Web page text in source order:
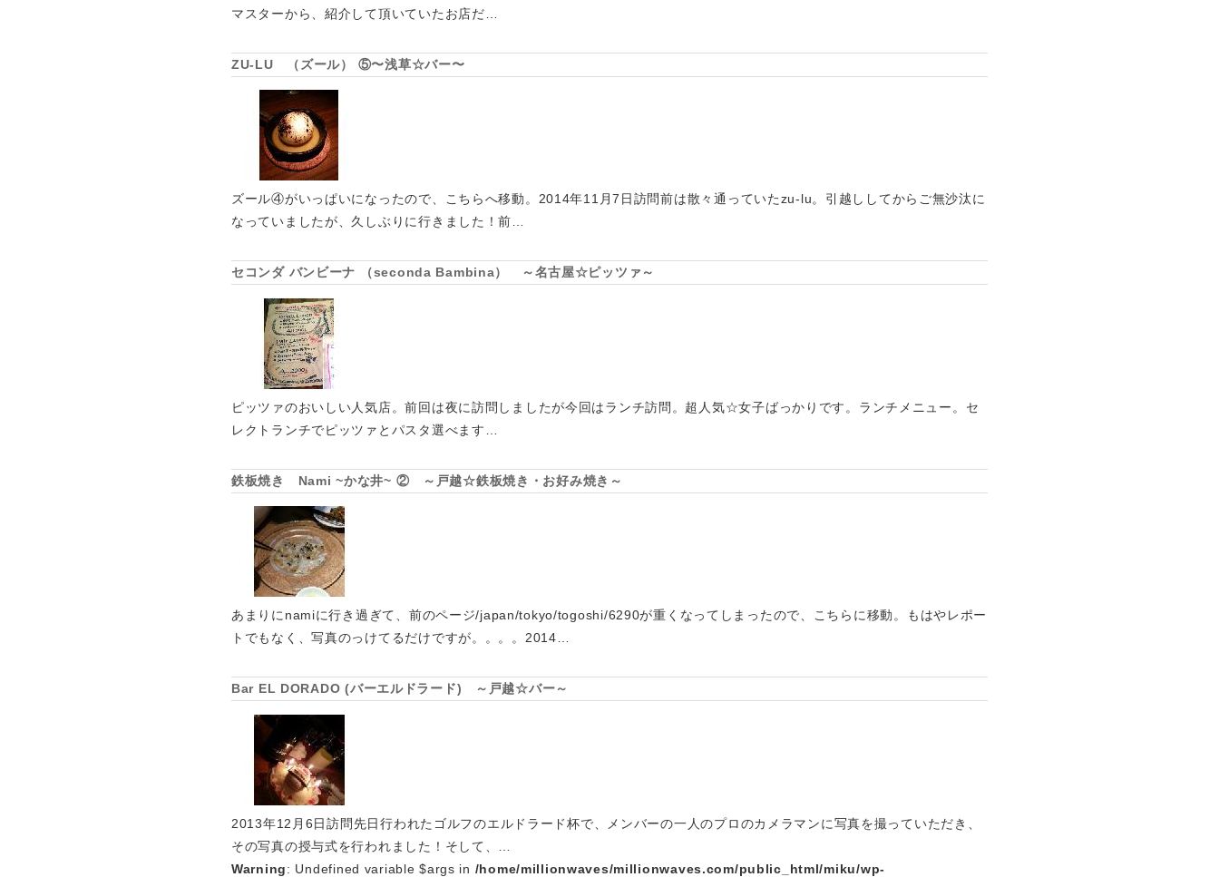
マスターから、紹介して頂いていたお店だ…
ZU-LU （ズール） ⑤〜浅草☆バー〜
ズール④がいっぱいになったので、こちらへ移動。2014年11月7日訪問前は散々通っていたzu-lu。引越ししてからご無沙汰に
なっていましたが、久しぶりに行きました！前…
セコンダ バンビーナ （seconda Bambina） ～名古屋☆ピッツァ～
ピッツァのおいしい人気店。前回は夜に訪問しましたが今回はランチ訪問。超人気☆女子ばっかりです。ランチメニュー。セ
レクトランチでピッツァとパスタ選べます…
鉄板焼き Nami ~かな井~ ② ～戸越☆鉄板焼き・お好み焼き～
あまりにnamiに行き過ぎて、前のページ/japan/tokyo/togoshi/6290が重くなってしまったので、こちらに移動。もはやレポー
トでもなく、写真のっけてるだけですが。。。。2014…
Bar EL DORADO (バーエルドラード) ～戸越☆バー～
2013年12月6日訪問先日行われたゴルフのエルドラード杯で、メンバーの一人のプロのカメラマンに写真を撮っていただき、
その写真の授与式を行われました！そして、…
Warning: Undefined variable $args in /home/millionwaves/millionwaves.com/public_html/miku/wp-